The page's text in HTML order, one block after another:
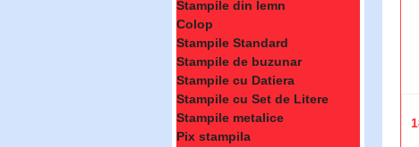
Stampile din lemn
Colop
Stampile Standard
Stampile de buzunar
Stampile cu Datiera
Stampile cu Set de Litere
Stampile metalice
Pix stampila